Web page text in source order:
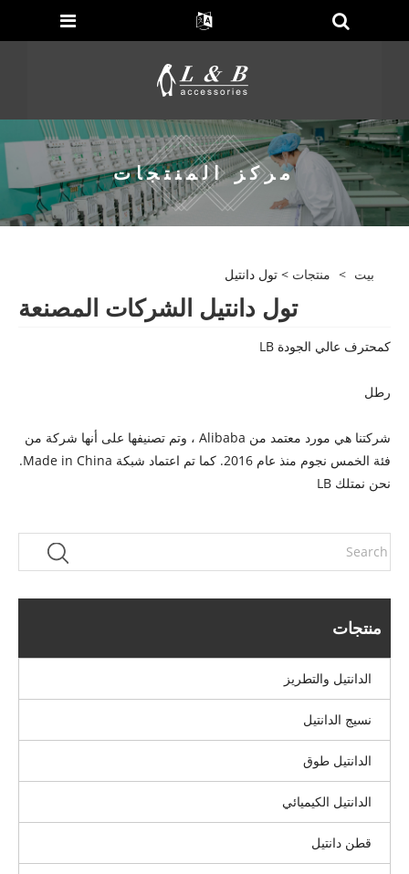
مركز المنتجات
بيت > منتجات > تول دانتيل
تول دانتيل الشركات المصنعة
كمحترف عالي الجودة LB
رطل
شركتنا هي مورد معتمد من Alibaba ، وتم تصنيفها على أنها شركة من
فئة الخمس نجوم منذ عام 2016. كما تم اعتماد شبكة Made in China.
نحن نمتلك LB
منتجات
الدانتيل والتطريز
نسيج الدانتيل
الدانتيل طوق
الدانتيل الكيميائي
قطن دانتيل